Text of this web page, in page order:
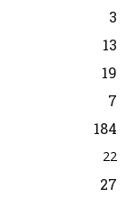
3
13
19
7
184
22
27